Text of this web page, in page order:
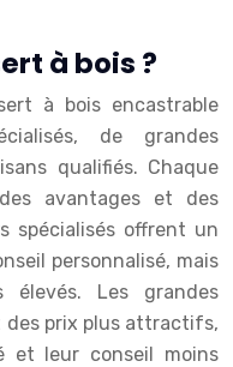
à bois ?
à bois encastrable
de grandes
qualifiés. Chaque
avantages et des
spécialisés offrent un
personnalisé, mais
Les grandes
des prix plus attractifs,
et leur conseil moins